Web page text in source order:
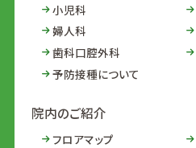
小児科
婦人科
歯科口腔外科
予防接種について
院内のご紹介
フロアマップ